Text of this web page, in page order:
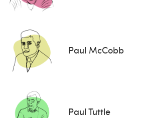
Paul McCobb
Paul Tuttle